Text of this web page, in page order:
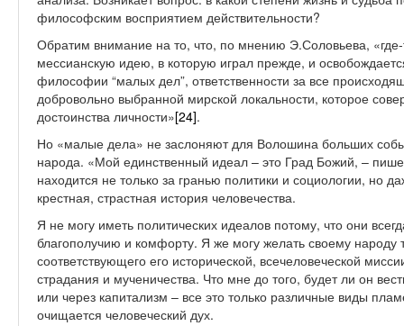
философским восприятием действительности?
Обратим внимание на то, что, по мнению Э.Соловьева,
мессианскую идею, в которую играл прежде, и
философии “малых дел”, ответственности за все
добровольно выбранной мирской локальности, которое
достоинства личности»[24].
Но «малые дела» не заслоняют для Волошина больших
народа. «Мой единственный идеал – это Град Божий, –
находится не только за гранью политики и социологии, но
крестная, страстная история человечества.
Я не могу иметь политических идеалов потому, что они
благополучию и комфорту. Я же могу желать своему народу
соответствующего его исторической, всечеловеческой
страдания и мученичества. Что мне до того, будет ли он
или через капитализм – все это только различные виды
очищается человеческий дух.